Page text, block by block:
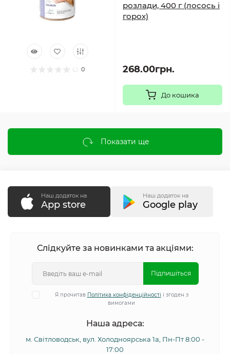
0
розлади, 400 г (лосось і
горох)
268.00грн.
До кошика
Показати ще
Наш додаток на
App store
Наш додаток на
Google play
Слідкуйте за новинками та акціями:
Підпишіться
Я прочитав Політика конфіденційності і згоден з
вимогами
Наша адреса:
м. Світловодськ, вул. Холодноярська 1а, Пн-Пт 8:00 -
17:00